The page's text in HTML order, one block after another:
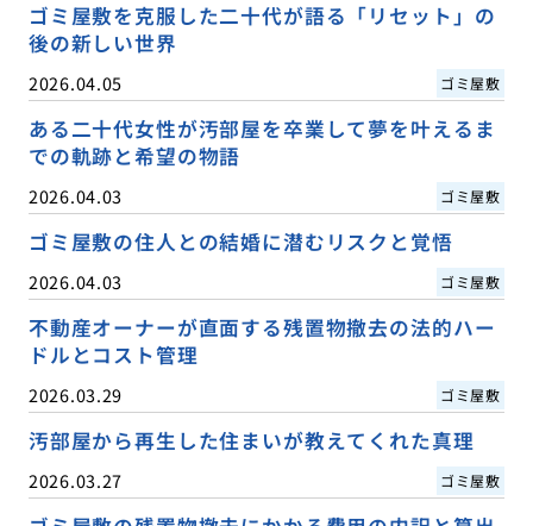
ゴミ屋敷を克服した二十代が語る「リセット」の
後の新しい世界
2026.04.05 ゴミ屋敷
ある二十代女性が汚部屋を卒業して夢を叶えるま
での軌跡と希望の物語
2026.04.03 ゴミ屋敷
ゴミ屋敷の住人との結婚に潜むリスクと覚悟
2026.04.03 ゴミ屋敷
不動産オーナーが直面する残置物撤去の法的ハー
ドルとコスト管理
2026.03.29 ゴミ屋敷
汚部屋から再生した住まいが教えてくれた真理
2026.03.27 ゴミ屋敷